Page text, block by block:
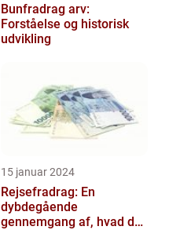
Bunfradrag arv:
Forståelse og historisk
udvikling
15 januar 2024
Rejsefradrag: En
dybdegående
gennemgang af, hvad du